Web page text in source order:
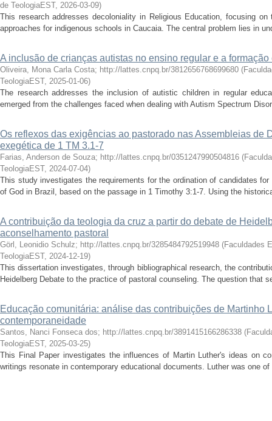
de TeologiaEST, 2026-03-09)
This research addresses decoloniality in Religious Education, focusing
approaches for indigenous schools in Caucaia. The central problem lies in
A inclusão de crianças autistas no ensino regular e a formação
Oliveira, Mona Carla Costa; http://lattes.cnpq.br/3812656768699680 (
TeologiaEST, 2025-01-06)
The research addresses the inclusion of autistic children in regular
emerged from the challenges faced when dealing with Autism Spectrum
Os reflexos das exigências ao pastorado nas Assembleias de
exegética de 1 TM 3.1-7
Farias, Anderson de Souza; http://lattes.cnpq.br/0351247990504816 (
TeologiaEST, 2024-07-04)
This study investigates the requirements for the ordination of candidates
of God in Brazil, based on the passage in 1 Timothy 3:1-7. Using the
A contribuição da teologia da cruz a partir do debate de
aconselhamento pastoral
Görl, Leonidio Schulz; http://lattes.cnpq.br/3285484792519948 (Faculdades
TeologiaEST, 2024-12-19)
This dissertation investigates, through bibliographical research, the
Heidelberg Debate to the practice of pastoral counseling. The question that
Educação comunitária: análise das contribuições de Martinho
contemporaneidade
Santos, Nanci Fonseca dos; http://lattes.cnpq.br/3891415166286338 (
TeologiaEST, 2025-03-25)
This Final Paper investigates the influences of Martin Luther's ideas on
writings resonate in contemporary educational documents. Luther was one